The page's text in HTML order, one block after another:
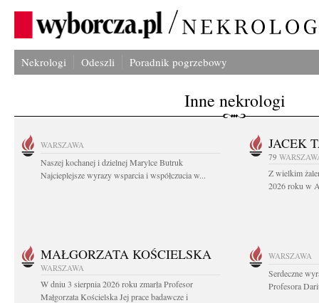
Nekrologi Odeszli Poradnik pogrzebowy
Inne nekrologi
WARSZAWA
Naszej kochanej i dzielnej Marylce Butruk
Najcieplejsze wyrazy wsparcia i współczucia w...
JACEK
79
Z wielkim
2026 roku w
MAŁGORZATA KOŚCIELSKA
WARSZAWA
W dniu 3 sierpnia 2026 roku zmarła Profesor
Małgorzata Kościelska Jej prace badawcze i
WARSZAWA
Serdeczne
Profesora